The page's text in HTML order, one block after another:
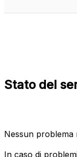
Stato del
Nessun problema
In caso di